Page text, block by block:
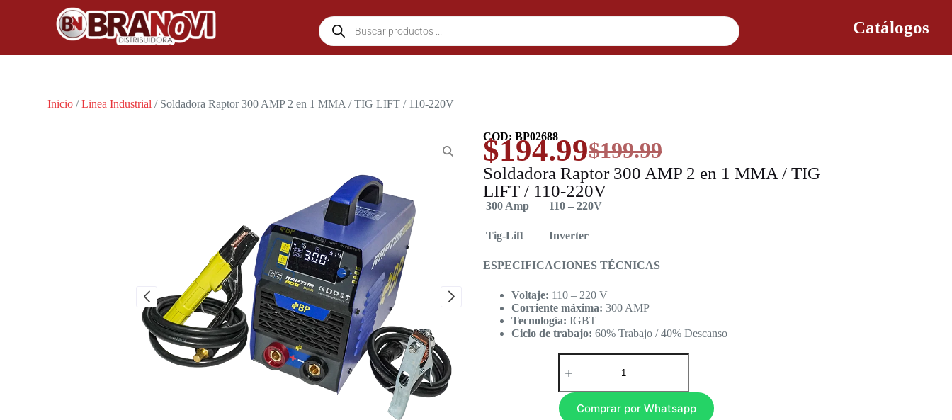
Catálogos
Inicio /Linea Industrial / Soldadora Raptor 300 AMP 2 en 1 MMA / TIG LIFT / 110-220V
COD: BP02688
$199.99
$194.99
Soldadora Raptor 300 AMP 2 en 1 MMA / TIG
LIFT / 110-220V
300 Amp 110 – 220V
Tig-Lift Inverter
ESPECIFICACIONES TÉCNICAS
Voltaje: 110 – 220 V
Corriente máxima: 300 AMP
Tecnología: IGBT
Ciclo de trabajo: 60% Trabajo / 40% Descanso
Comprar por Whatsapp